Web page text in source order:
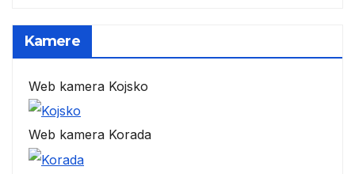
Kamere
Web kamera Kojsko
Web kamera Korada